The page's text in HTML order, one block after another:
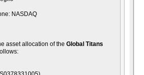
NASDAQ
asset allocation of the Global Titans